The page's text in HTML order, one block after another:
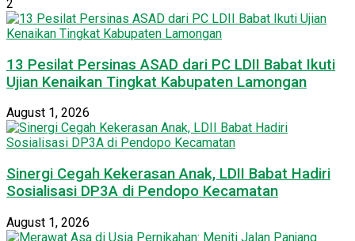
2
13 Pesilat Persinas ASAD dari PC LDII Babat Ikuti
Ujian Kenaikan Tingkat Kabupaten Lamongan
August 1, 2026
Sinergi Cegah Kekerasan Anak, LDII Babat Hadiri
Sosialisasi DP3A di Pendopo Kecamatan
August 1, 2026